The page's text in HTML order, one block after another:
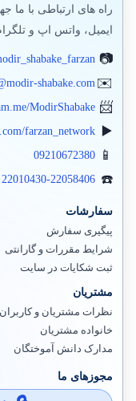
راه های ارتباطی با
ایمیل، واتس اپ و
shabake.com
ModirShabake
farzan_network
09210672380
22010430-22058406
سفارشات
پیگیری سفارش
شرایط مقررات و گارانتی
ثبت شکایات در سایت
مشتریان
نظرات مشتریان و کاربران
خانواده مشتریان
مدارک دانش آموختگان
مجوزهای ما